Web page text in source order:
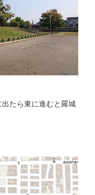
たら東に進むと羅城